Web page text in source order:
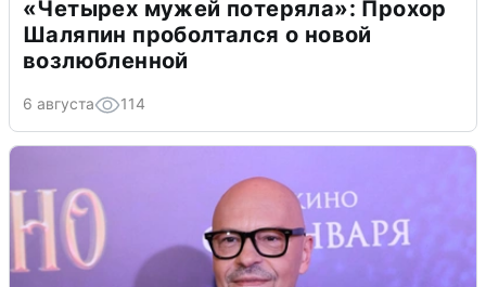
«Четырех мужей потеряла»: Прохор
Шаляпин проболтался о новой
возлюбленной
6 августа 114